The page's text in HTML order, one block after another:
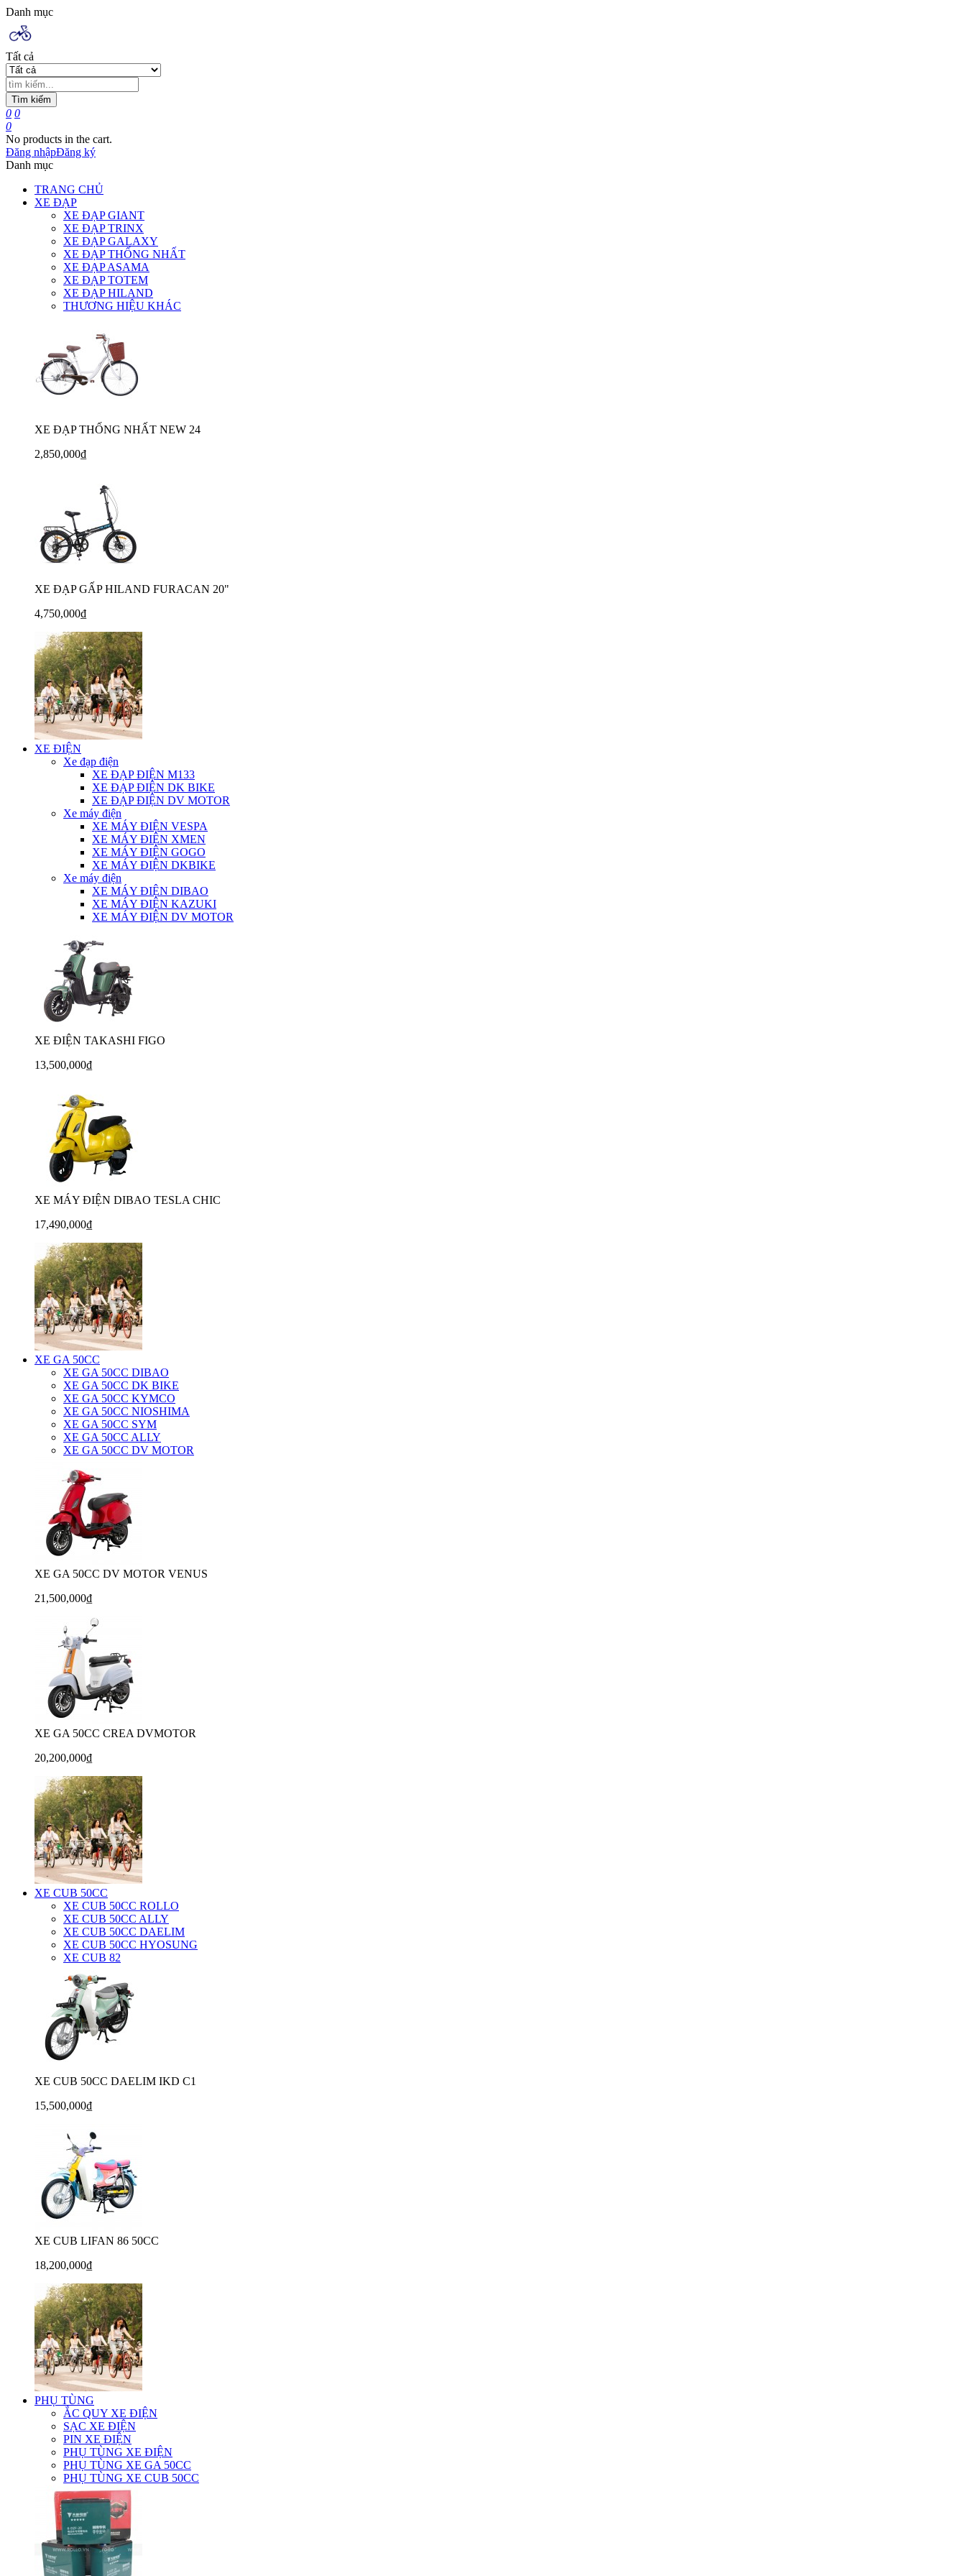
Danh mục
Tất cả
Tìm kiếm
0 0
0
No products in the cart.
Đăng nhậpĐăng ký
Danh mục
TRANG CHỦ
XE ĐẠP
XE ĐẠP GIANT
XE ĐẠP TRINX
XE ĐẠP GALAXY
XE ĐẠP THỐNG NHẤT
XE ĐẠP ASAMA
XE ĐẠP TOTEM
XE ĐẠP HILAND
THƯƠNG HIỆU KHÁC
XE ĐẠP THỐNG NHẤT NEW 24
2,850,000₫
XE ĐẠP GẤP HILAND FURACAN 20"
4,750,000₫
XE ĐIỆN
Xe đạp điện
XE ĐẠP ĐIỆN M133
XE ĐẠP ĐIỆN DK BIKE
XE ĐẠP ĐIỆN DV MOTOR
Xe máy điện
XE MÁY ĐIỆN VESPA
XE MÁY ĐIỆN XMEN
XE MÁY ĐIỆN GOGO
XE MÁY ĐIỆN DKBIKE
Xe máy điện
XE MÁY ĐIỆN DIBAO
XE MÁY ĐIỆN KAZUKI
XE MÁY ĐIỆN DV MOTOR
XE ĐIỆN TAKASHI FIGO
13,500,000₫
XE MÁY ĐIỆN DIBAO TESLA CHIC
17,490,000₫
XE GA 50CC
XE GA 50CC DIBAO
XE GA 50CC DK BIKE
XE GA 50CC KYMCO
XE GA 50CC NIOSHIMA
XE GA 50CC SYM
XE GA 50CC ALLY
XE GA 50CC DV MOTOR
XE GA 50CC DV MOTOR VENUS
21,500,000₫
XE GA 50CC CREA DVMOTOR
20,200,000₫
XE CUB 50CC
XE CUB 50CC ROLLO
XE CUB 50CC ALLY
XE CUB 50CC DAELIM
XE CUB 50CC HYOSUNG
XE CUB 82
XE CUB 50CC DAELIM IKD C1
15,500,000₫
XE CUB LIFAN 86 50CC
18,200,000₫
PHỤ TÙNG
ẮC QUY XE ĐIỆN
SẠC XE ĐIỆN
PIN XE ĐIỆN
PHỤ TÙNG XE ĐIỆN
PHỤ TÙNG XE GA 50CC
PHỤ TÙNG XE CUB 50CC